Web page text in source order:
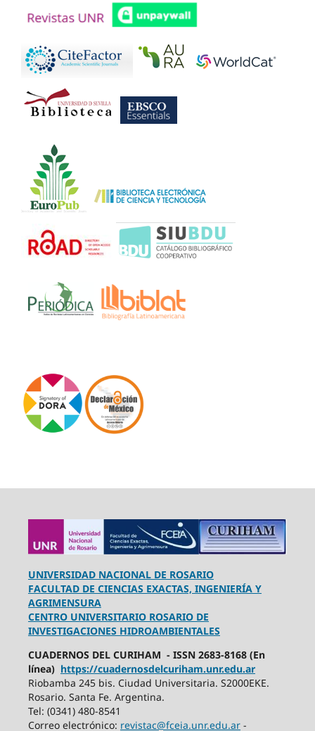
UNIVERSIDAD NACIONAL DE ROSARIO
FACULTAD DE CIENCIAS EXACTAS, INGENIERÍA Y
AGRIMENSURA
CENTRO UNIVERSITARIO ROSARIO DE
INVESTIGACIONES HIDROAMBIENTALES
CUADERNOS DEL CURIHAM - ISSN 2683-8168 (En
línea) https://cuadernosdelcuriham.unr.edu.ar
Riobamba 245 bis. Ciudad Universitaria. S2000EKE.
Rosario. Santa Fe. Argentina.
Tel: (0341) 480-8541
Correo electrónico: revistac@fceia.unr.edu.ar-